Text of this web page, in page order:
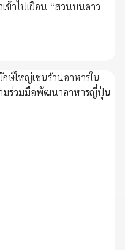
เข้าไปเยือน “สวนบนดาว